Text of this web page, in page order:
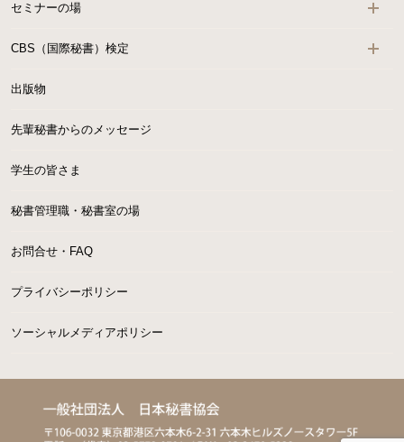
セミナーの場
CBS（国際秘書）検定
出版物
先輩秘書からのメッセージ
学生の皆さま
秘書管理職・秘書室の場
お問合せ・FAQ
プライバシーポリシー
ソーシャルメディアポリシー